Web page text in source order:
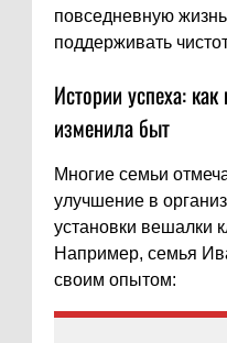
повседневную
поддерживать
Истории успеха:
изменила быт
Многие семьи
улучшение в
установки вешалки
Например, семья
своим опытом: